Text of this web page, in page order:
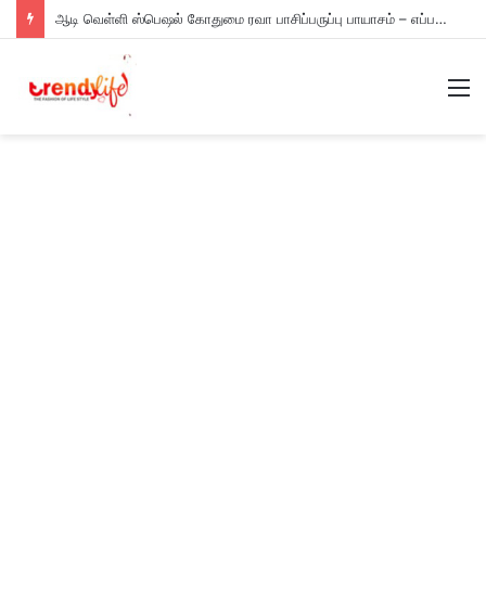
ஆடி வெள்ளி ஸ்பெஷல் கோதுமை ரவா பாசிப்பருப்பு பாயாசம் – எப்படி செய்யணும் தெரியுமா?